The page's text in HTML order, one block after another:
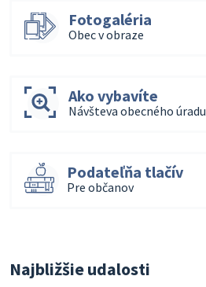
Fotogaléria
Obec v obraze
Ako vybavíte
Návšteva obecného úradu
Podateľňa tlačív
Pre občanov
Najbližšie udalosti